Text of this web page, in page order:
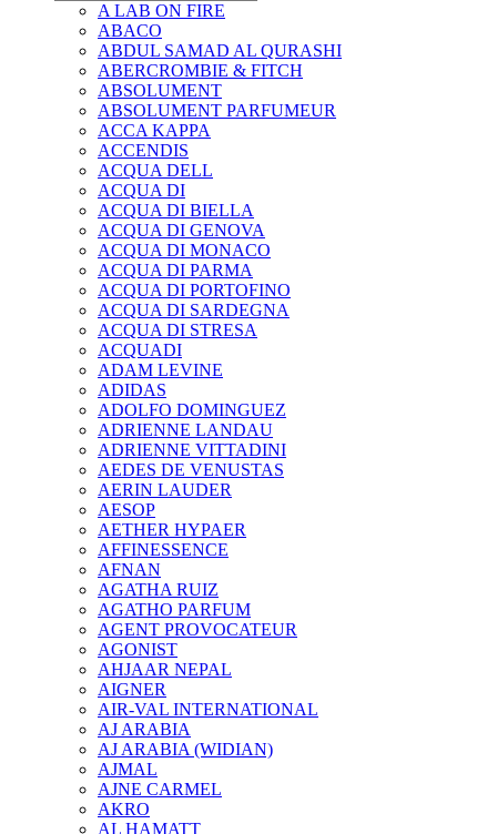
A LAB ON FIRE
ABACO
ABDUL SAMAD AL QURASHI
ABERCROMBIE & FITCH
ABSOLUMENT
ABSOLUMENT PARFUMEUR
ACCA KAPPA
ACCENDIS
ACQUA DELL
ACQUA DI
ACQUA DI BIELLA
ACQUA DI GENOVA
ACQUA DI MONACO
ACQUA DI PARMA
ACQUA DI PORTOFINO
ACQUA DI SARDEGNA
ACQUA DI STRESA
ACQUADI
ADAM LEVINE
ADIDAS
ADOLFO DOMINGUEZ
ADRIENNE LANDAU
ADRIENNE VITTADINI
AEDES DE VENUSTAS
AERIN LAUDER
AESOP
AETHER HYPAER
AFFINESSENCE
AFNAN
AGATHA RUIZ
AGATHO PARFUM
AGENT PROVOCATEUR
AGONIST
AHJAAR NEPAL
AIGNER
AIR-VAL INTERNATIONAL
AJ ARABIA
AJ ARABIA (WIDIAN)
AJMAL
AJNE CARMEL
AKRO
AL HAMATT